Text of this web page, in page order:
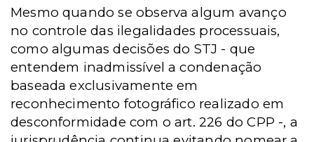
Mesmo quando se observa algum avanço
no controle das ilegalidades processuais,
como algumas decisões do STJ - que
entendem inadmissível a condenação
baseada exclusivamente em
reconhecimento fotográfico realizado em
desconformidade com o art. 226 do CPP -, a